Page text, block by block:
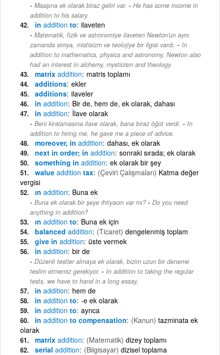
Maaşına ek olarak biraz geliri var. - He has some income in
addition to his salary.
in addition to ilaveten
Matematik, fizik ve astronomiye ilaveten Newton'un aynı
zamanda simya, mistisizm ve teolojiye bir ilgisi vardı. - In
addition to mathematics, physics and astronomy, Newton also
had an interest in alchemy, mysticism and theology.
matrix addition matris toplamı
additions ekler
additions ilaveler
in addition Bir de, hem de, ek olarak, dahası
in addition İlave olarak
Beni kiralamasına ilave olarak, bana biraz öğüt verdi. - In
addition to hiring me, he gave me a piece of advice.
moreover, in addition dahası, ek olarak
next in order; in addition sonraki sırada; ek olarak
something in addition ek olarak bir şey
walue addition tax (Çeviri Çalışmaları) Katma değer
vergisi
ın addition Buna ek
Buna ek olarak bir şeye ihtiyacın var mı? - Do you need
anything in addition?
ın addition to Buna ek için
balanced addition (Ticaret) dengelenmiş toplam
give in addition üste vermek
in addition bir de
Düzenli testler almaya ek olarak, bizim uzun bir deneme
teslim etmemiz gerekiyor. - In addition to taking the regular
tests, we have to hand in a long essay.
in addition hem de
in addition to -e ek olarak
in addition to ayrıca
in addition to compensation (Kanun) tazminata ek
olarak
matrix addition (Matematik) dizey toplamı
serial addition (Bilgisayar) dizisel toplama